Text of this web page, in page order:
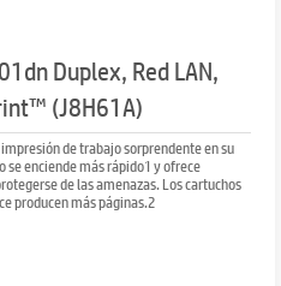
Duplex, Red LAN,
(J8H61A)
de trabajo sorprendente en su
se enciende más rápido1 y ofrece
de las amenazas. Los cartuchos
producen más páginas.2